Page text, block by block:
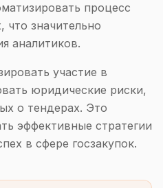
процесс
что значительно
аналитиков.
участие в
юридические риски,
о тендерах. Это
эффективные стратегии
в сфере госзакупок.